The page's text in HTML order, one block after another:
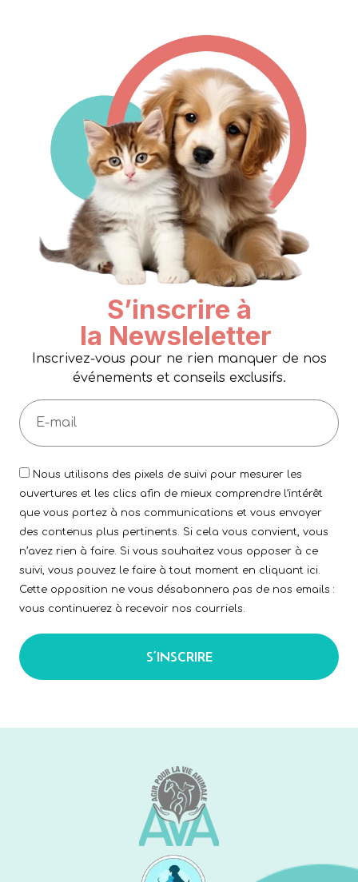
S’inscrire à
la Newsleletter
Inscrivez-vous pour ne rien manquer de nos
événements et conseils exclusifs.
Nous utilisons des pixels de suivi pour mesurer les
ouvertures et les clics afin de mieux comprendre l’intérêt
que vous portez à nos communications et vous envoyer
des contenus plus pertinents. Si cela vous convient, vous
n’avez rien à faire. Si vous souhaitez vous opposer à ce
suivi, vous pouvez le faire à tout moment en cliquant ici.
Cette opposition ne vous désabonnera pas de nos emails :
vous continuerez à recevoir nos courriels.
S’INSCRIRE